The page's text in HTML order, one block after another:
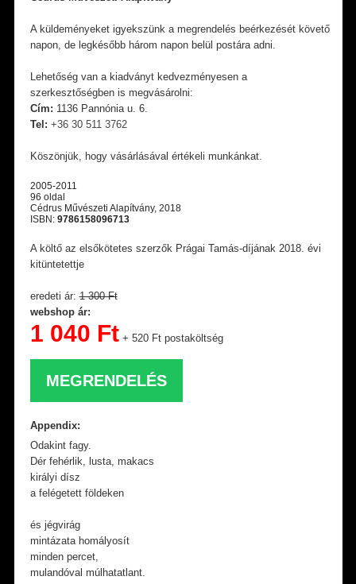
A küldeményeket igyekszünk a megrendelés beérkezését követő
napon, de legkésőbb három napon belül postára adni.
Lehetőség van a kiadványt kedvezményesen a
szerkesztőségben is megvásárolni:
Cím: 1136 Pannónia u. 6.
Tel: +36 30 511 3762
Köszönjük, hogy vásárlásával értékeli munkánkat.
2005-2011
96 oldal
Cédrus Művészeti Alapítvány, 2018
ISBN: 9786158096713
A költő az elsőkötetes szerzők Prágai Tamás-díjának 2018. évi
kitüntetettje
eredeti ár:1 300 Ft
webshop ár:
1 040 Ft+ 520 Ft postaköltség
MEGRENDELÉS
Appendix:
Odakint fagy.
Dér fehérlik, lusta, makacs
királyi dísz
a felégetett földeken
és jégvirág
mintázata homályosít
minden percet,
mulandóval múlhatatlant.